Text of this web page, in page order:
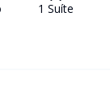
1 Suíte